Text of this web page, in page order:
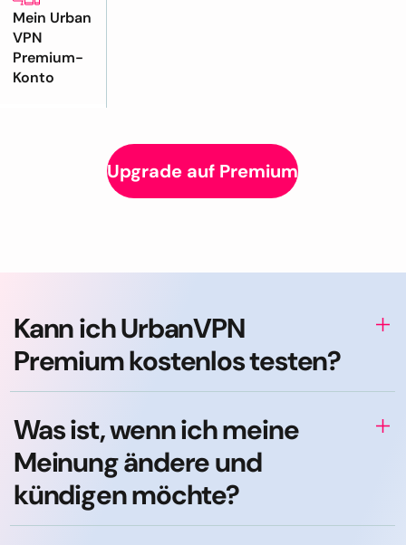
Mein Urban
VPN
Premium-
Konto
Upgrade auf Premium
Kann ich UrbanVPN
Premium kostenlos testen?
Was ist, wenn ich meine
Meinung ändere und
kündigen möchte?